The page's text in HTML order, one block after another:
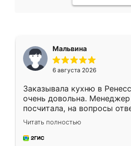
Мальвина
6 августа 2026
Заказывала кухню в
очень довольна.
посчитала, на вопросы
Замерщик приехал в
делу со всей
за день, ребята работали
Читать полностью